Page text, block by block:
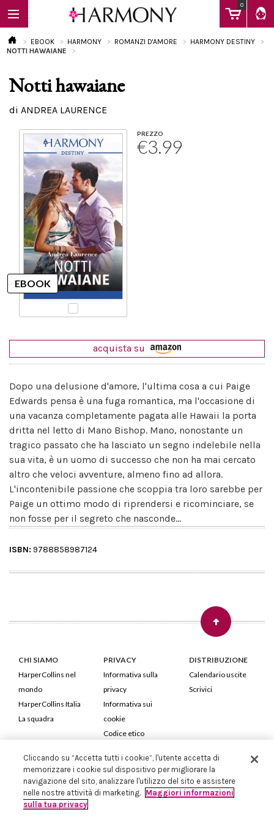
0
EBOOK
Calendario
EBOOK HARMONY ROMANZI D'AMORE
HARMONY DESTINY
NOTTI HAWAIANE
Notti hawaiane
di ANDREA LAURENCE
PREZZO
€3.99
acquista su
Dopo una delusione d'amore, l'ultima cosa a cui Paige
Edwards pensa è una fuga romantica, ma l'occasione di
una vacanza completamente pagata alle Hawaii la porta
dritta nel letto di Mano Bishop. Mano, nonostante un
tragico passato che ha lasciato un segno indelebile nella
sua vita, è un uomo di successo che non ha mai cercato
altro che veloci avventure, almeno fino ad allora.
L'incontenibile passione che scoppia tra loro sarebbe per
Paige un ottimo modo di riprendersi e ricominciare, se
non fosse per il segreto che nasconde...
ISBN: 9788858987124
CHI SIAMO
HarperCollins nel
mondo
HarperCollins Italia
La squadra
PRIVACY
Informativa sulla
privacy
Informativa sui
cookie
Codice etico
DISTRIBUZIONE
Calendario uscite
Scrivici
HarperCollins Italia S.p.A. Viale Monte Nero, 84 - 20135 Milano
Cod. Fiscale e P.IVA 05946780151 - Capitale Sociale 258.250 €
Iscritta in Milano al Registro delle imprese nr.198004 e REA nr.1051898
Cliccando su “Accetta tutti i cookie”, l'utente accetta di
memorizzare i cookie sul dispositivo per migliorare la
navigazione del sito, analizzare l'utilizzo del sito e assistere
nelle nostre attività di marketing. Maggiori informazioni
sulla tua privacy